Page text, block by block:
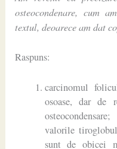
osteocondenare, cum
textul, deoarece am dat
Raspuns:
carcinomul
osoase, dar de
valorile
sunt de obicei